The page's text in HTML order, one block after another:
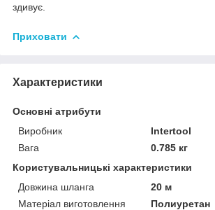
здивує.
Приховати
Характеристики
Основні атрибути
Виробник
Intertool
Вага
0.785 кг
Користувальницькі характеристики
Довжина шланга
20 м
Матеріал виготовлення
Полиуретан